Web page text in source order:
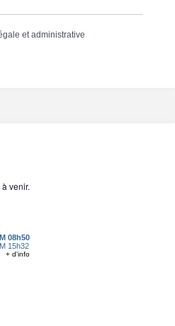
et administrative
à venir.